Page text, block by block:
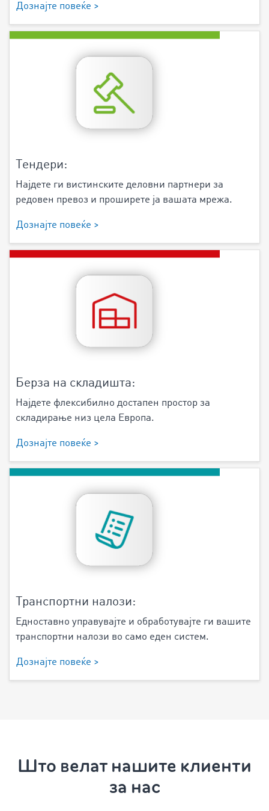
Дознајте повеќе >
Тендери:
Најдете ги вистинските деловни партнери за
редовен превоз и проширете ја вашата мрежа.
Дознајте повеќе >
Берза на складишта:
Најдете флексибилно достапен простор за
складирање низ цела Европа.
Дознајте повеќе >
Транспортни налози:
Едноставно управувајте и обработувајте ги вашите
транспортни налози во само еден систем.
Дознајте повеќе >
Што велат нашите клиенти
за нас